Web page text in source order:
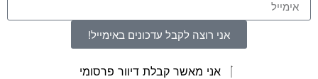
אני רוצה לקבל עדכונים באימייל!
אני מאשר קבלת דיוור פרסומי